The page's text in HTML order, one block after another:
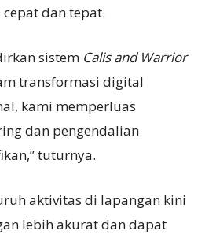
dan tepat.
sistem CalisandWarrior
transformasi digital
kami memperluas
dan pengendalian
tuturnya.
aktivitas di lapangan kini
lebih akurat dan dapat